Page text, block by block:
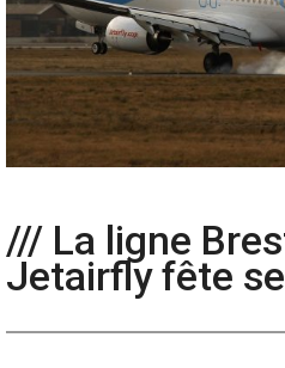
/// La ligne
Jetairfly fête